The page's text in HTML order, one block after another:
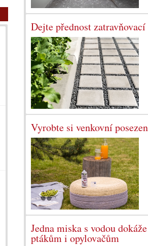
Dejte přednost
Vyrobte si venkovní
Jedna miska s vodou
ptákům i opylovačům